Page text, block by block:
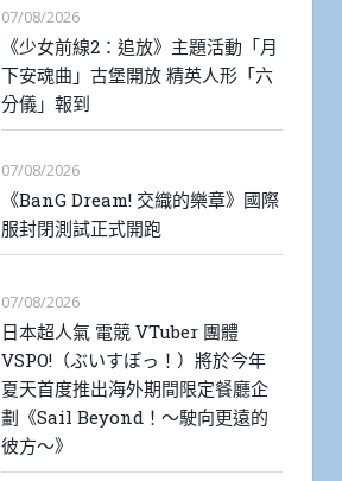
07/08/2026
《少女前線2：追放》主題活動「月
下安魂曲」古堡開放 精英人形「六
分儀」報到
07/08/2026
《BanG Dream! 交織的樂章》國際
服封閉測試正式開跑
07/08/2026
日本超人氣 電競 VTuber 團體
VSPO!（ぶいすぽっ！）將於今年
夏天首度推出海外期間限定餐廳企
劃《Sail Beyond！～駛向更遠的
彼方～》